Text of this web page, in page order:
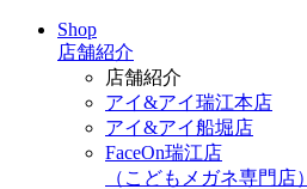
Shop
店舗紹介
店舗紹介
アイ&アイ瑞江本店
アイ&アイ船堀店
FaceOn瑞江店
（こどもメガネ専門店）